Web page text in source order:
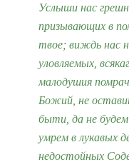
Услыши нас
призывающих в
твое; виждь нас
уловляемых,
малодушия
Божий, не
быти, да не
умрем в лукавых
недостойных